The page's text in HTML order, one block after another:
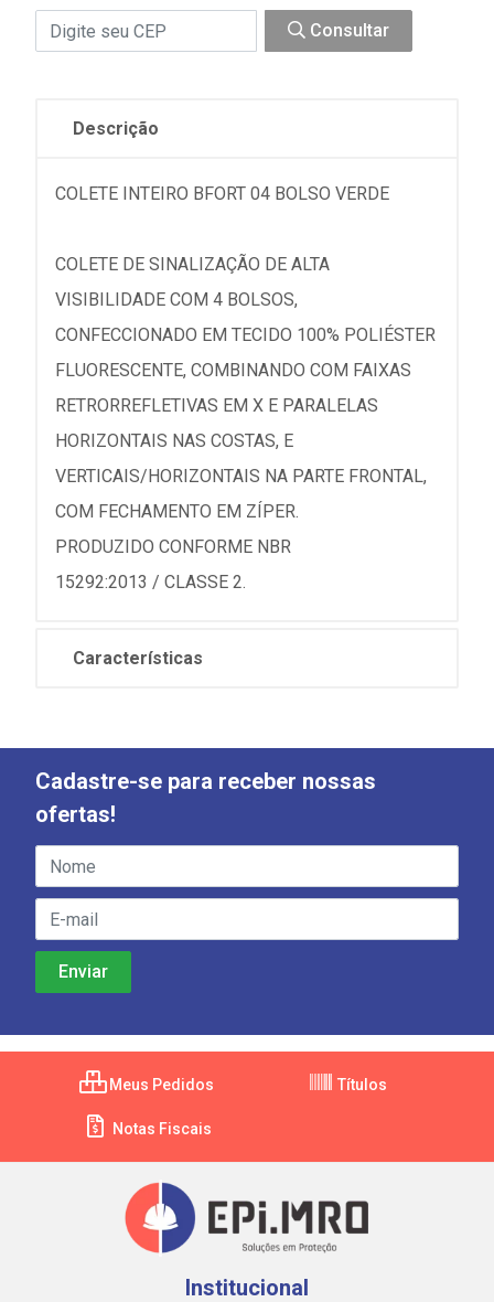
Consultar
Descrição
COLETE INTEIRO BFORT 04 BOLSO VERDE
COLETE DE SINALIZAÇÃO DE ALTA
VISIBILIDADE COM 4 BOLSOS,
CONFECCIONADO EM TECIDO 100% POLIÉSTER
FLUORESCENTE, COMBINANDO COM FAIXAS
RETRORREFLETIVAS EM X E PARALELAS
HORIZONTAIS NAS COSTAS, E
VERTICAIS/HORIZONTAIS NA PARTE FRONTAL,
COM FECHAMENTO EM ZÍPER.
PRODUZIDO CONFORME NBR
15292:2013 / CLASSE 2.
Características
Cadastre-se para receber nossas
ofertas!
Meus Pedidos Títulos
Notas Fiscais
Institucional